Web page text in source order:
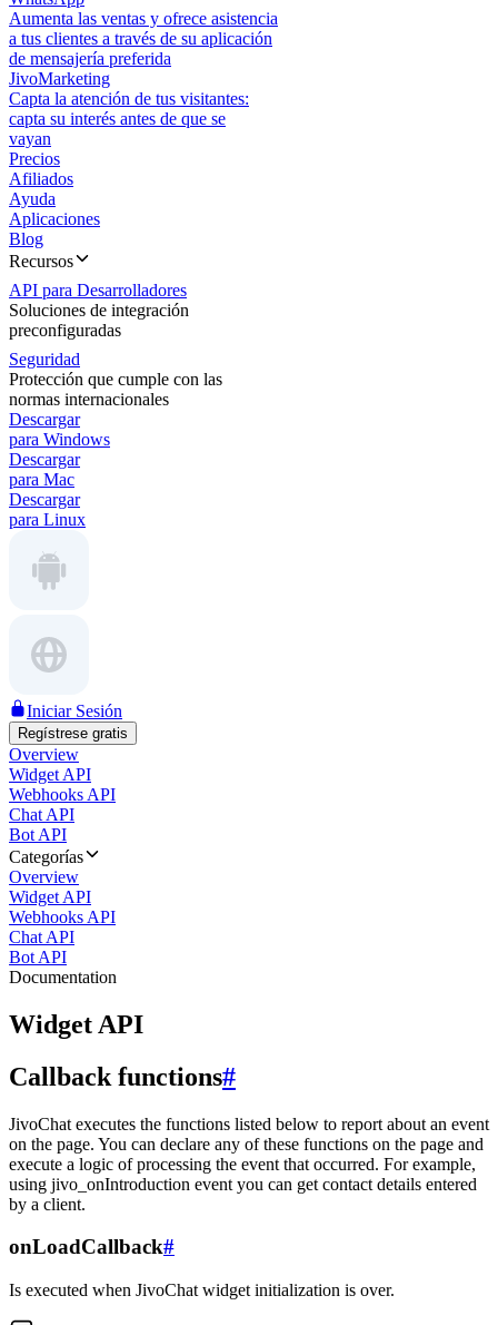
Aumenta las ventas y ofrece asistencia
a tus clientes a través de su aplicación
de mensajería preferida
JivoMarketing
Capta la atención de tus visitantes:
capta su interés antes de que se
vayan
Precios
Afiliados
Ayuda
Aplicaciones
Blog
Recursos
API para Desarrolladores
Soluciones de integración
preconfiguradas
Seguridad
Protección que cumple con las
normas internacionales
Descargar
para Windows
Descargar
para Mac
Descargar
para Linux
Iniciar Sesión
Regístrese gratis
Overview
Widget API
Webhooks API
Chat API
Bot API
Categorías
Overview
Widget API
Webhooks API
Chat API
Bot API
Documentation
Widget API
Callback functions#
JivoChat executes the functions listed below to report about an event
on the page. You can declare any of these functions on the page and
execute a logic of processing the event that occurred. For example,
using jivo_onIntroduction event you can get contact details entered
by a client.
onLoadCallback#
Is executed when JivoChat widget initialization is over.